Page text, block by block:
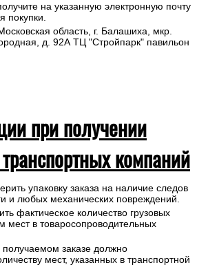
на указанную электронную почту
покупки.
область, г. Балашиха, мкр.
д. 92А ТЦ "Стройпарк" павильон
при получении
компаний
упаковку заказа на наличие следов
и любых механических повреждений.
фактическое количество грузовых
мест в товаросопроводительных
получаемом заказе должно
мест, указанных в транспортной